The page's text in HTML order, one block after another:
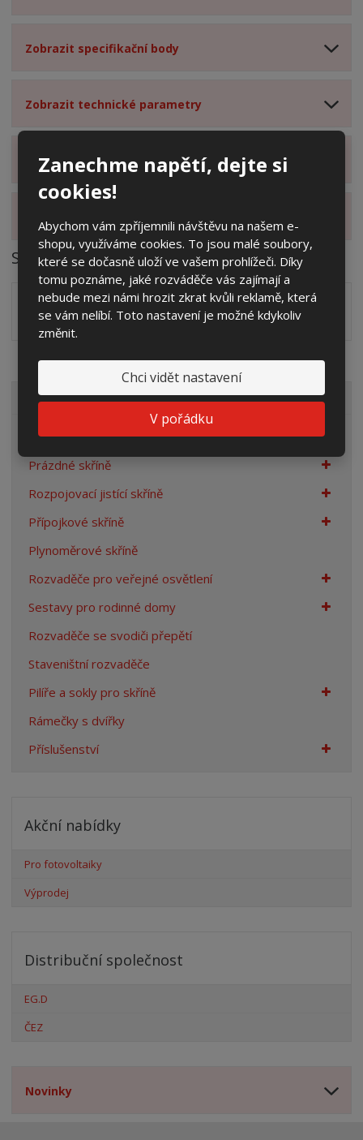
Zanechme napětí, dejte si
cookies!
Abychom vám zpříjemnili návštěvu na našem e-
shopu, využíváme cookies. To jsou malé soubory,
které se dočasně uloží ve vašem prohlížeči. Díky
tomu poznáme, jaké rozváděče vás zajímají a
nebude mezi námi hrozit zkrat kvůli reklamě, která
se vám nelíbí. Toto nastavení je možné kdykoliv
změnit.
Chci vidět nastavení
V pořádku
Zobrazit specifikační body
Zobrazit technické parametry
Zobrazit hodnocení produktu
Zobrazit alternativní produkty
Soubory ke stažení
Zakótovaný nákres skříně systému 3D včetně rozložení
zálisků ve formátu PDFpdf (60.24 Kb)
VŠECHNY KATEGORIE
Elektroměrové rozvaděče
Prázdné skříně
Rozpojovací jistící skříně
Přípojkové skříně
Plynoměrové skříně
Rozvaděče pro veřejné osvětlení
Sestavy pro rodinné domy
Rozvaděče se svodiči přepětí
Staveništní rozvaděče
Pilíře a sokly pro skříně
Rámečky s dvířky
Příslušenství
Akční nabídky
Pro fotovoltaiky
Výprodej
Distribuční společnost
EG.D
ČEZ
Novinky